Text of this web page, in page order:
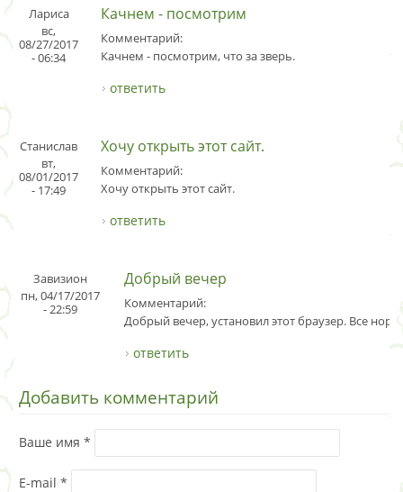
Лариса
вс,
08/27/2017
- 06:34
Качнем - посмотрим
Комментарий:
Качнем - посмотрим, что за зверь.
ответить
Станислав
вт,
08/01/2017
- 17:49
Хочу открыть этот сайт.
Комментарий:
Хочу открыть этот сайт.
ответить
Завизион
пн, 04/17/2017
- 22:59
Добрый вечер
Комментарий:
Добрый вечер, установил этот браузер. Все
ответить
Добавить комментарий
Ваше имя *
E-mail *